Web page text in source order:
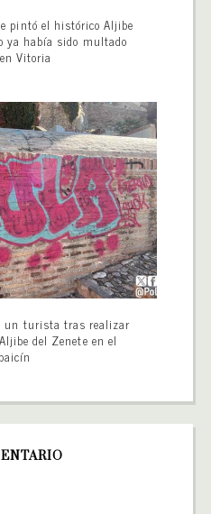
pintó el histórico Aljibe
ya había sido multado
Vitoria
un turista tras realizar
del Zenete en el